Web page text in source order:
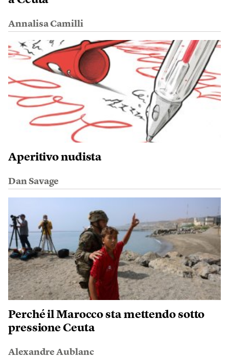
Annalisa Camilli
Aperitivo nudista
Dan Savage
Perché il Marocco sta mettendo sotto
pressione Ceuta
Alexandre Aublanc